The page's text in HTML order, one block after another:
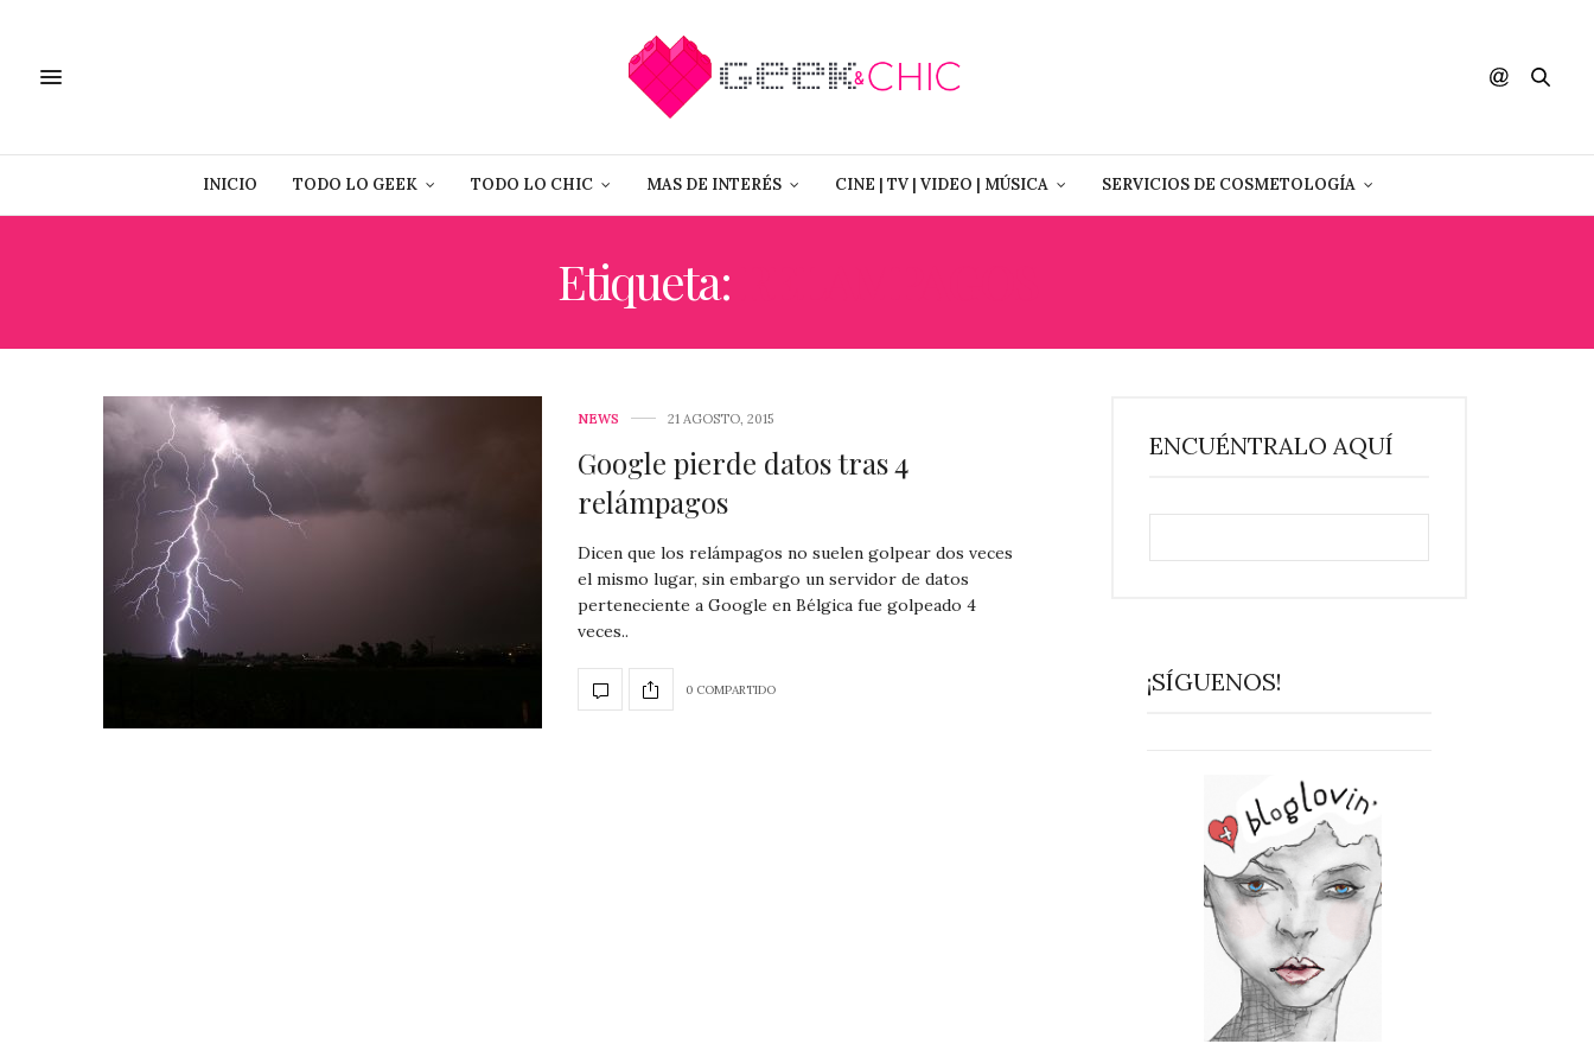
INICIO TODO LO GEEK TODO LO CHIC MAS DE INTERÉS CINE | TV | VIDEO | MÚSICA SERVICIOS DE COSMETOLOGÍA
Etiqueta:
NEWS 21 AGOSTO, 2015
Google pierde datos tras 4
relámpagos
Dicen que los relámpagos no suelen golpear dos veces
el mismo lugar, sin embargo un servidor de datos
perteneciente a Google en Bélgica fue golpeado 4
veces..
0 COMPARTIDO
ENCUÉNTRALO AQUÍ
¡SÍGUENOS!